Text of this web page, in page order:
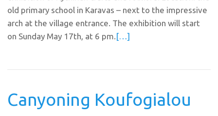
old primary school in Karavas – next to the impressive
arch at the village entrance. The exhibition will start
on Sunday May 17th, at 6 pm. […]
Canyoning Koufogialou